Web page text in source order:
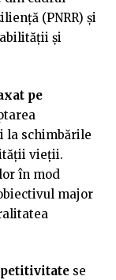
(PNRR) și
și
pe
la schimbările
vieții.
în mod
major
se